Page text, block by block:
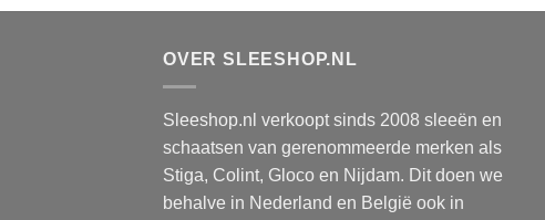
OVER SLEESHOP.NL
Sleeshop.nl verkoopt sinds 2008 sleeën en
schaatsen van gerenommeerde merken als
Stiga, Colint, Gloco en Nijdam. Dit doen we
behalve in Nederland en België ook in